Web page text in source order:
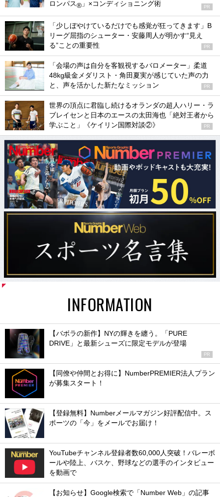
ロンパス® 」×コンディショニング術 PR
「少しぼやけているだけでも感覚が狂ってきます」B
リーグ屈指のシューター・安藤周人が明かす“見え
る”ことの重要性
PR
「会場の声は自分を客観視するバロメーター」柔道
48kg級金メダリスト・角田夏実が感じていた声の力
と、声を活かした新たなミッション
PR
世界の頂点に君臨し続けるオランダの超人ハリー・ラ
ブレイセンと日本のエースの太田海也「絶対王者から
学ぶこと」《ケイリン国際対談②》
PR
INFORMATION
【バボラの新作】NYの輝きを纏う。「PURE
DRIVE」と最新シューズに限定モデルが登場
PR
【同僚や仲間とお得に】NumberPREMIER法人プラン
が募集スタート！
【登録無料】Numberメールマガジン好評配信中。ス
ポーツの「今」をメールでお届け！
YouTubeチャンネル登録者数60,000人突破！バレーボ
ールや陸上、バスケ、野球などの選手のインタビュー
を動画で
【お知らせ】Google検索で「Number Web」の記事